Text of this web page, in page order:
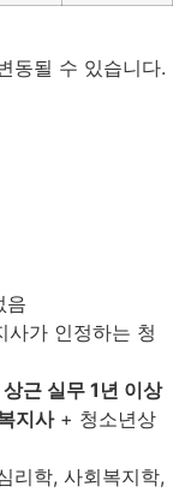
동될 수 있습니다.
음
사가 인정하는 청
상근 실무 1년 이상
지사+ 청소년상
리학, 사회복지학,